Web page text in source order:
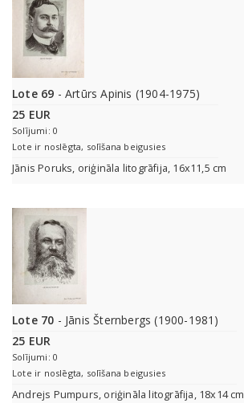
Lote 69 - Artūrs Apinis (1904-1975)
25 EUR
Solījumi: 0
Lote ir noslēgta, solīšana beigusies
Jānis Poruks, oriģināla litogrāfija, 16x11,5 cm
Lote 70 - Jānis Šternbergs (1900-1981)
25 EUR
Solījumi: 0
Lote ir noslēgta, solīšana beigusies
Andrejs Pumpurs, oriģināla litogrāfija, 18x14 cm